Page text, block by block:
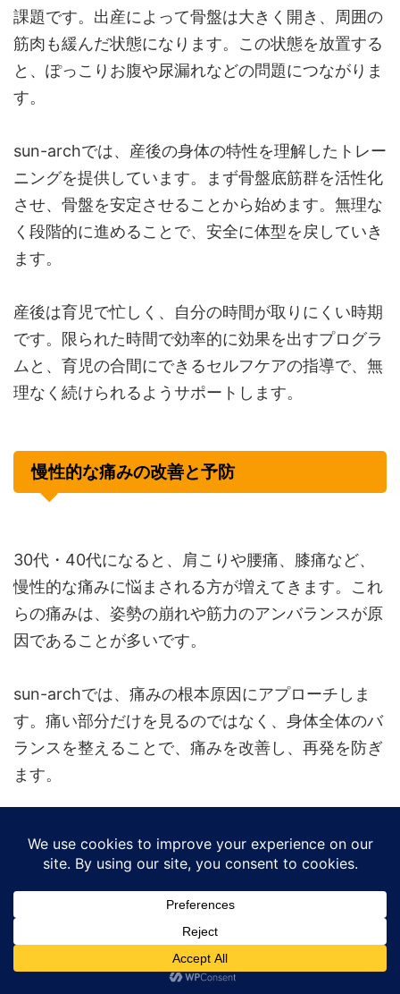
課題です。出産によって骨盤は大きく開き、周囲の
筋肉も緩んだ状態になります。この状態を放置する
と、ぽっこりお腹や尿漏れなどの問題につながりま
す。
sun-archでは、産後の身体の特性を理解したトレー
ニングを提供しています。まず骨盤底筋群を活性化
させ、骨盤を安定させることから始めます。無理な
く段階的に進めることで、安全に体型を戻していき
ます。
産後は育児で忙しく、自分の時間が取りにくい時期
です。限られた時間で効率的に効果を出すプログラ
ムと、育児の合間にできるセルフケアの指導で、無
理なく続けられるようサポートします。
慢性的な痛みの改善と予防
30代・40代になると、肩こりや腰痛、膝痛など、
慢性的な痛みに悩まされる方が増えてきます。これ
らの痛みは、姿勢の崩れや筋力のアンバランスが原
因であることが多いです。
sun-archでは、痛みの根本原因にアプローチしま
す。痛い部分だけを見るのではなく、身体全体のバ
ランスを整えることで、痛みを改善し、再発を防ぎ
ます。
り、膝痛の原因が股関節の硬さにあったりすること
の原因を見つけ出し、的確にアプローチします。